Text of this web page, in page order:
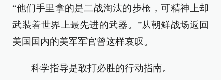
“他们手里拿的是二战淘汰的步枪，可精神上却
武装着世界上最先进的武器。”从朝鲜战场返回
美国国内的美军军官曾这样哀叹。
——科学指导是敢打必胜的行动指南。